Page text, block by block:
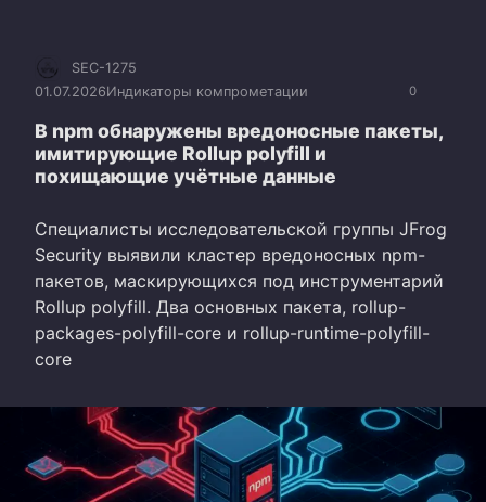
0
SEC-1275
01.07.2026Индикаторы компрометации
В npm обнаружены вредоносные пакеты,
имитирующие Rollup polyfill и
похищающие учётные данные
Специалисты исследовательской группы JFrog
Security выявили кластер вредоносных npm-
пакетов, маскирующихся под инструментарий
Rollup polyfill. Два основных пакета, rollup-
packages-polyfill-core и rollup-runtime-polyfill-
core